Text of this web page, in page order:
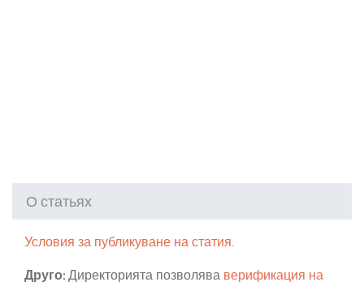
О статьях
Условия за публикуване на статия.
Друго: Директорията позволява верификация на